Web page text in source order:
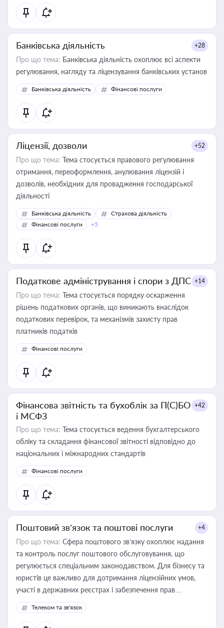
Банківська діяльність +28
Про що тема: Банківська діяльність охоплює всі аспекти
регулювання, нагляду та ліцензування банківських установ
Банківська діяльність Фінансові послуги
Ліцензії, дозволи +52
Про що тема: Тема стосується правового регулювання
отримання, переоформлення, анулювання ліцензій і
дозволів, необхідних для провадження господарської
діяльності
Банківська діяльність
Страхова діяльність
Фінансові послуги
+5
Податкове адміністрування і спори з ДПС +14
Про що тема: Тема стосується порядку оскарження
рішень податкових органів, що виникають внаслідок
податкових перевірок, та механізмів захисту прав
платників податків
Фінансові послуги
Фінансова звітність та бухоблік за П(С)БО
і МСФЗ
+42
Про що тема: Тема стосується ведення бухгалтерського
обліку та складання фінансової звітності відповідно до
національних і міжнародних стандартів
Фінансові послуги
Поштовий зв’язок та поштові послуги +4
Про що тема: Сфера поштового зв’язку охоплює надання
та контроль послуг поштового обслуговування, що
регулюється спеціальним законодавством. Для бізнесу та
юристів це важливо для дотримання ліцензійних умов,
участі в державних реєстрах і забезпечення прав
споживачів.
Телеком та зв'язок